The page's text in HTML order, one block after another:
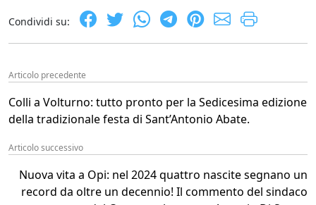
Condividi su:
Articolo precedente
Colli a Volturno: tutto pronto per la Sedicesima edizione
della tradizionale festa di Sant’Antonio Abate.
Articolo successivo
Nuova vita a Opi: nel 2024 quattro nascite segnano un
record da oltre un decennio! Il commento del sindaco